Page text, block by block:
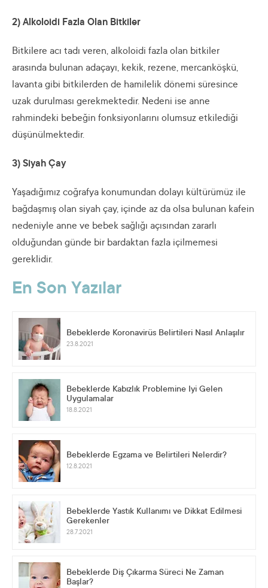
2) Alkoloidi Fazla Olan Bitkiler
Bitkilere acı tadı veren, alkoloidi fazla olan bitkiler
arasında bulunan adaçayı, kekik, rezene, mercanköşkü,
lavanta gibi bitkilerden de hamilelik dönemi süresince
uzak durulması gerekmektedir. Nedeni ise anne
rahmindeki bebeğin fonksiyonlarını olumsuz etkilediği
düşünülmektedir.
3) Siyah Çay
Yaşadığımız coğrafya konumundan dolayı kültürümüz ile
bağdaşmış olan siyah çay, içinde az da olsa bulunan kafein
nedeniyle anne ve bebek sağlığı açısından zararlı
olduğundan günde bir bardaktan fazla içilmemesi
gereklidir.
En Son Yazılar
Bebeklerde Koronavirüs Belirtileri Nasıl Anlaşılır
23.8.2021
Bebeklerde Kabızlık Problemine İyi Gelen
Uygulamalar
18.8.2021
Bebeklerde Egzama ve Belirtileri Nelerdir?
12.8.2021
Bebeklerde Yastık Kullanımı ve Dikkat Edilmesi
Gerekenler
28.7.2021
Bebeklerde Diş Çıkarma Süreci Ne Zaman
Başlar?